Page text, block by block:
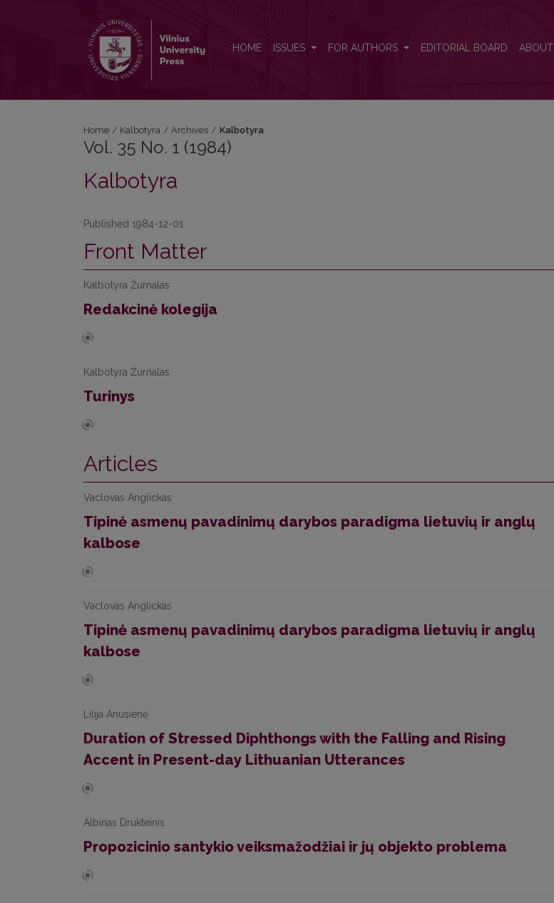
HOME ISSUES FOR AUTHORS EDITORIAL BOARD ABOUT
Home / Kalbotyra / Archives / Kalbotyra
Vol. 35 No. 1 (1984)
Kalbotyra
Published 1984-12-01
Front Matter
Kalbotyra Žurnalas
Redakcinė kolegija
Kalbotyra Žurnalas
Turinys
Articles
Vaclovas Anglickas
Tipinė asmenų pavadinimų darybos paradigma lietuvių ir anglų
kalbose
Vaclovas Anglickas
Tipinė asmenų pavadinimų darybos paradigma lietuvių ir anglų
kalbose
Lilija Anusienė
Duration of Stressed Diphthongs with the Falling and Rising
Accent in Present-day Lithuanian Utterances
Albinas Drukteinis
Propozicinio santykio veiksmažodžiai ir jų objekto problema